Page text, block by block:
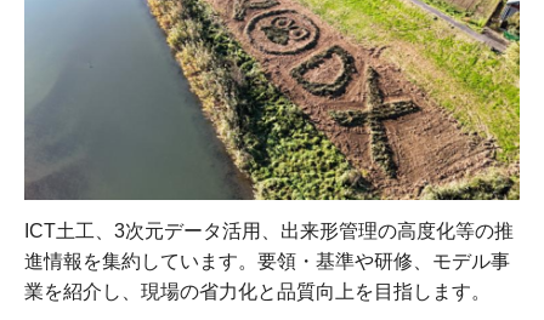
ICT土工、3次元データ活用、出来形管理の高度化等の推
進情報を集約しています。要領・基準や研修、モデル事
業を紹介し、現場の省力化と品質向上を目指します。